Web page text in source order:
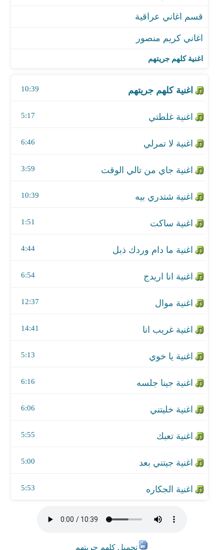
اغنية كلهم جريتهم
اغنية كلهم جريتهم
10:39
اغنية غلطتي
5:17
اغنية لا تمرلي
6:46
3:59
10:39
1:51
اغنية ما دام وردك ذبل
4:44
اغنية انا اريدج
6:54
اغنية موال
12:37
14:41
5:13
6:16
اغنية خليتني
6:06
اغنية تعبك
5:55
اغنية جيتني بعد
5:00
5:53
تحميل كلهم جريتهم